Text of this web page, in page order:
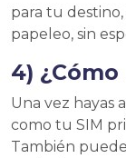
para tu destino,
papeleo, sin
4) ¿Cómo
Una vez hayas
como tu SIM
También